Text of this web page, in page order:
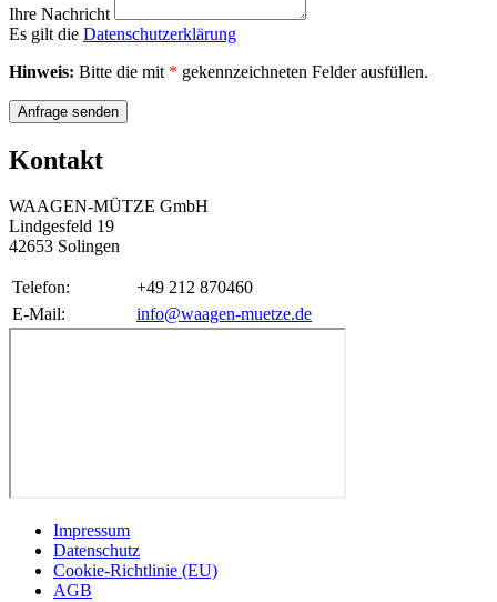
Ihre Nachricht
Es gilt die Datenschutzerklärung
Hinweis: Bitte die mit * gekennzeichneten Felder ausfüllen.
Anfrage senden
Kontakt
WAAGEN-MÜTZE GmbH
Lindgesfeld 19
42653 Solingen
Telefon:
+49 212 870460
E-Mail:
info@waagen-muetze.de
Impressum
Datenschutz
Cookie-Richtlinie (EU)
AGB